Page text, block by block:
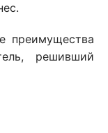
преимущества
решивший